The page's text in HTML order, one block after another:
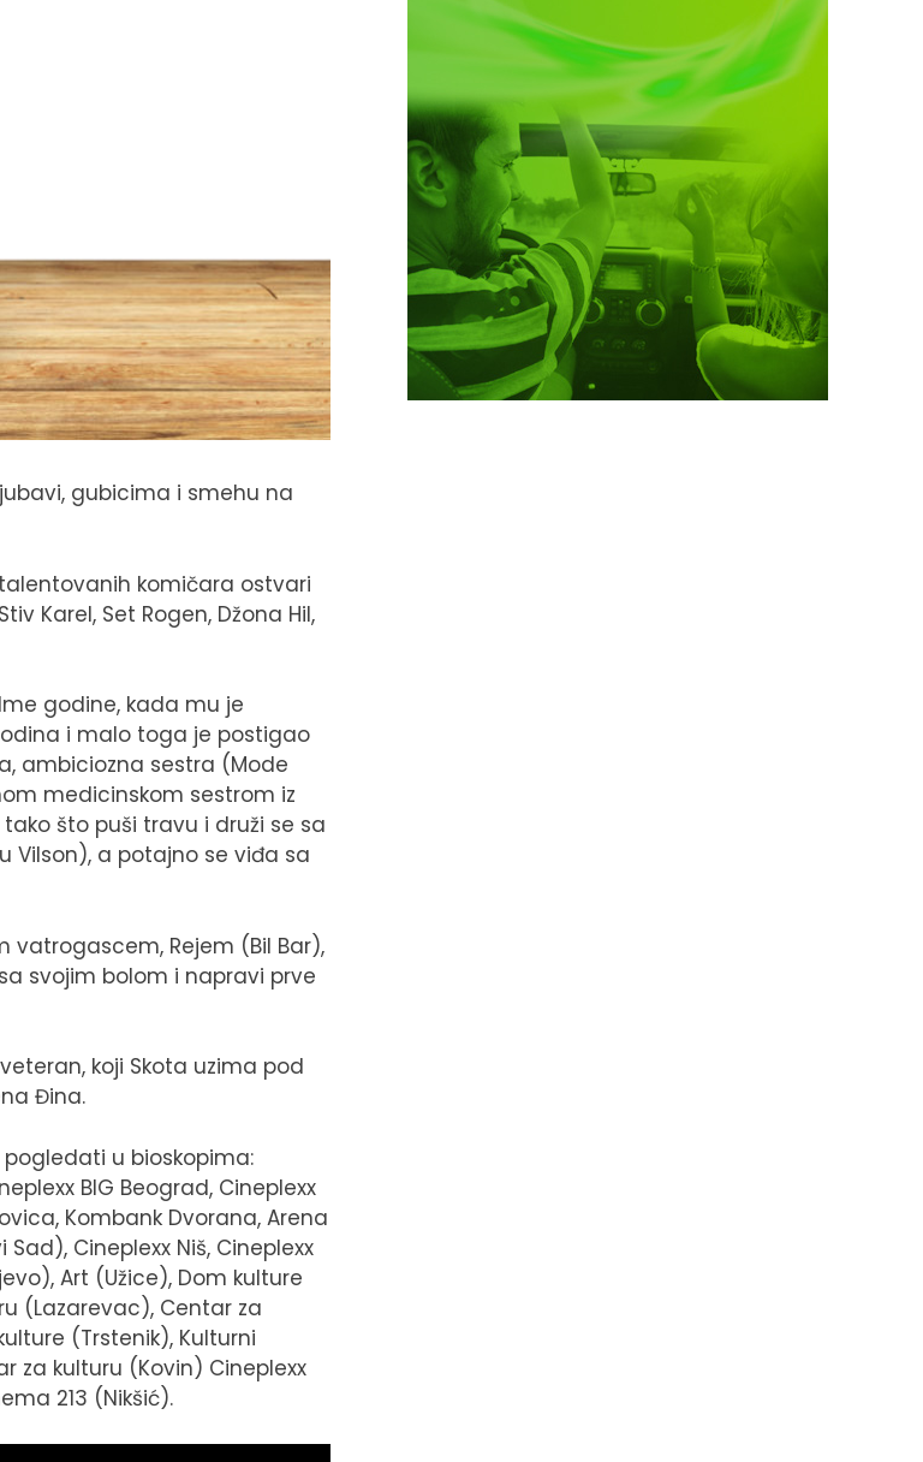
gubicima i smehu na
komičara ostvari
Karel, Set Rogen, Džona Hil,
godine, kada mu je
i malo toga je postigao
ambiciozna sestra (Mode
medicinskom sestrom iz
što puši travu i druži se sa
Vilson), a potajno se viđa sa
Rejem (Bil Bar),
svojim bolom i napravi prve
koji Skota uzima pod
Đina.
pogledati u bioskopima:
BIG Beograd, Cineplexx
Kombank Dvorana, Arena
Cineplexx Niš, Cineplexx
Art (Užice), Dom kulture
(Lazarevac), Centar za
(Trstenik), Kulturni
za kulturu (Kovin) Cineplexx
213 (Nikšić).